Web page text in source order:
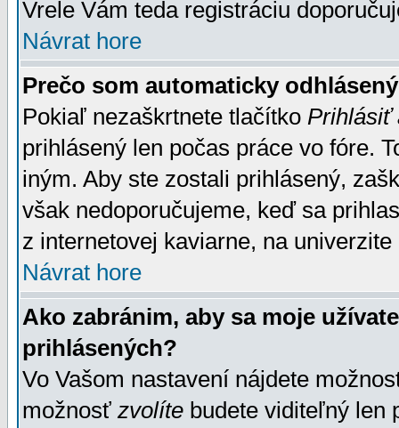
Vrele Vám teda registráciu
Návrat hore
Prečo som automaticky
Pokiaľ nezaškrtnete tlačítko Prihlásiť
prihlásený len počas práce vo fóre.
iným. Aby ste zostali prihlásený,
však nedoporučujeme, keď sa
z internetovej kaviarne, na univerzite
Návrat hore
Ako zabránim, aby sa moje
prihlásených?
Vo Vašom nastavení nájdete
možnosť zvolíte budete viditeľný len